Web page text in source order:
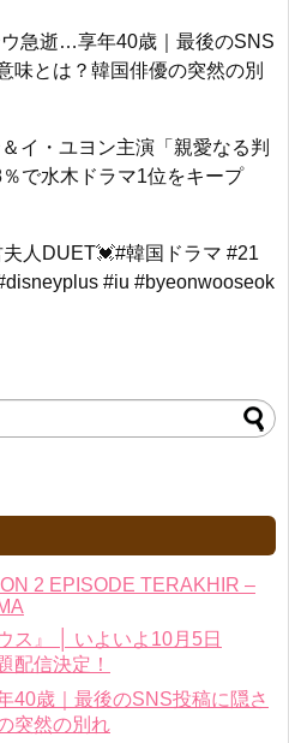
急逝…享年40歳｜最後のSNS
味とは？韓国俳優の突然の別
イ・ユヨン主演「親愛なる判
で水木ドラマ1位をキープ
人DUET💓#韓国ドラマ #21
#iu #byeonwooseok
2 EPISODE TERAKHIR –
ス』 │ いよいよ10月5日
配信決定！
40歳｜最後のSNS投稿に隠さ
突然の別れ